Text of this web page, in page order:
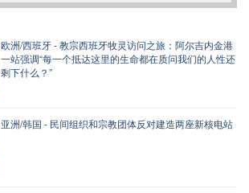
欧洲/西班牙 - 教宗西班牙牧灵访问之旅：阿尔吉内金港
一站强调“每一个抵达这里的生命都在质问我们的人性还
剩下什么？”
亚洲/韩国 - 民间组织和宗教团体反对建造两座新核电站